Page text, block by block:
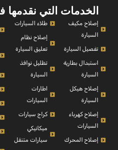
الخدمات التي نقدمها
إصلاح مكيف
السيارة
تفصيل السيارة
استبدال بطارية
السيارة
إصلاح هيكل
السيارة
إصلاح كهرباء
السيارات
إصلاح المحرك
طلاء السيارات
إصلاح نظام
تعليق السيارة
تظليل نوافذ
السيارة
اطارات
السيارات
كراج سيارات
ميكانيكي
سيارات متنقل